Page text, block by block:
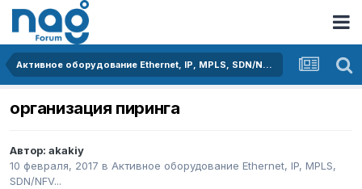
Активное оборудование Ethernet, IP, MPLS, SDN/NFV...
организация пиринга
Автор: akakiy
10 февраля, 2017 в Активное оборудование Ethernet, IP, MPLS,
SDN/NFV...